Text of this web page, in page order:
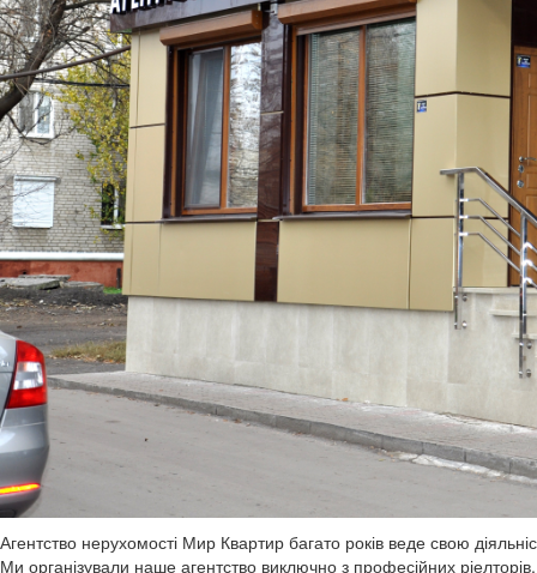
Агентство нерухомості Мир Квартир багато років веде свою
Ми організували наше агентство виключно з професійних